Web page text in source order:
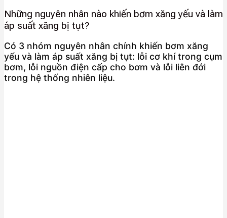
Những nguyên nhân nào khiến bơm xăng yếu và làm
áp suất xăng bị tụt?
Có 3 nhóm nguyên nhân chính khiến bơm xăng
yếu và làm áp suất xăng bị tụt: lỗi cơ khí trong cụm
bơm, lỗi nguồn điện cấp cho bơm và lỗi liên đới
trong hệ thống nhiên liệu.